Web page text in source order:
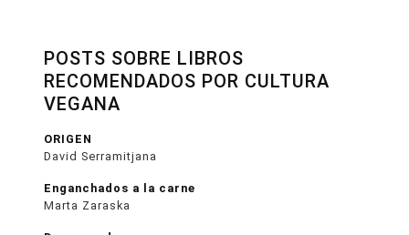
POSTS SOBRE LIBROS
RECOMENDADOS POR CULTURA
VEGANA
ORIGEN
David Serramitjana
Enganchados a la carne
Marta Zaraska